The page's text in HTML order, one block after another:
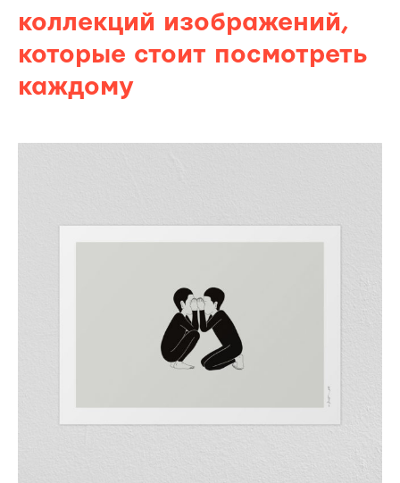
коллекций изображений,
которые стоит посмотреть
каждому